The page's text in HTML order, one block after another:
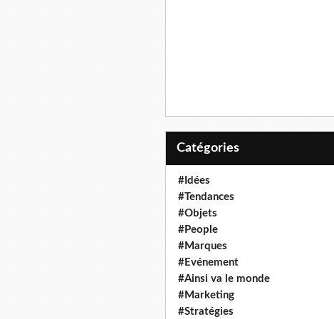
Catégories
#Idées
#Tendances
#Objets
#People
#Marques
#Evénement
#Ainsi va le monde
#Marketing
#Stratégies